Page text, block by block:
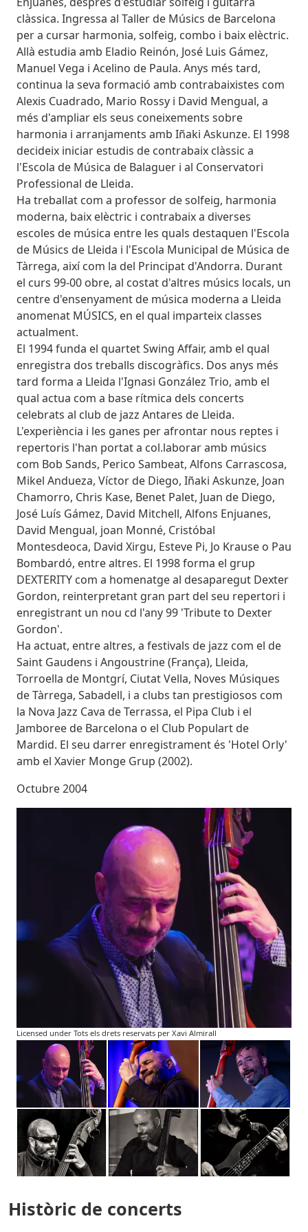
clàssica. Ingressa al Taller de Músics de Barcelona
per a cursar harmonia, solfeig, combo i baix elèctric.
Allà estudia amb Eladio Reinón, José Luis Gámez,
Manuel Vega i Acelino de Paula. Anys més tard,
continua la seva formació amb contrabaixistes com
Alexis Cuadrado, Mario Rossy i David Mengual, a
més d'ampliar els seus coneixements sobre
harmonia i arranjaments amb Iñaki Askunze. El 1998
decideix iniciar estudis de contrabaix clàssic a
l'Escola de Música de Balaguer i al Conservatori
Professional de Lleida.
Ha treballat com a professor de solfeig, harmonia
moderna, baix elèctric i contrabaix a diverses
escoles de música entre les quals destaquen l'Escola
de Músics de Lleida i l'Escola Municipal de Música de
Tàrrega, així com la del Principat d'Andorra. Durant
el curs 99-00 obre, al costat d'altres músics locals, un
centre d'ensenyament de música moderna a Lleida
anomenat MÚSICS, en el qual imparteix classes
actualment.
El 1994 funda el quartet Swing Affair, amb el qual
enregistra dos treballs discogràfics. Dos anys més
tard forma a Lleida l'Ignasi González Trio, amb el
qual actua com a base rítmica dels concerts
celebrats al club de jazz Antares de Lleida.
L'experiència i les ganes per afrontar nous reptes i
repertoris l'han portat a col.laborar amb músics
com Bob Sands, Perico Sambeat, Alfons Carrascosa,
Mikel Andueza, Víctor de Diego, Iñaki Askunze, Joan
Chamorro, Chris Kase, Benet Palet, Juan de Diego,
José Luís Gámez, David Mitchell, Alfons Enjuanes,
David Mengual, joan Monné, Cristóbal
Montesdeoca, David Xirgu, Esteve Pi, Jo Krause o Pau
Bombardó, entre altres. El 1998 forma el grup
DEXTERITY com a homenatge al desaparegut Dexter
Gordon, reinterpretant gran part del seu repertori i
enregistrant un nou cd l'any 99 'Tribute to Dexter
Gordon'.
Ha actuat, entre altres, a festivals de jazz com el de
Saint Gaudens i Angoustrine (França), Lleida,
Torroella de Montgrí, Ciutat Vella, Noves Músiques
de Tàrrega, Sabadell, i a clubs tan prestigiosos com
la Nova Jazz Cava de Terrassa, el Pipa Club i el
Jamboree de Barcelona o el Club Populart de
Mardid. El seu darrer enregistrament és 'Hotel Orly'
amb el Xavier Monge Grup (2002).
Octubre 2004
Licensed under Tots els drets reservats per Xavi Almirall
Històric de concerts